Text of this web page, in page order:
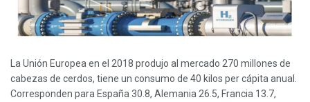
La Unión Europea en el 2018 produjo al mercado 270 millones de
cabezas de cerdos, tiene un consumo de 40 kilos per cápita anual.
Corresponden para España 30.8, Alemania 26.5, Francia 13.7,